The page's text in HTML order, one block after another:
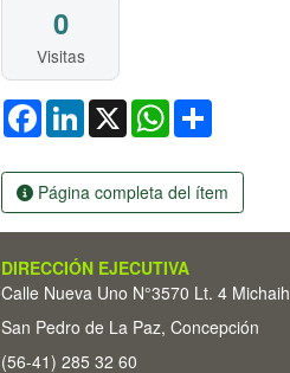
0
Visitas
FacebookLinkedIn
X WhatsApp
Página completa del ítem
DIRECCIÓN EJECUTIVA
Calle Nueva Uno N°3570 Lt. 4
San Pedro de La Paz, Concepción
(56-41) 285 32 60